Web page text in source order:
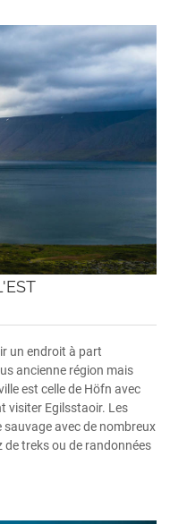
un endroit à part
ancienne région mais
est celle de Höfn avec
visiter Egilsstaoir. Les
avec de nombreux
treks ou de randonnées